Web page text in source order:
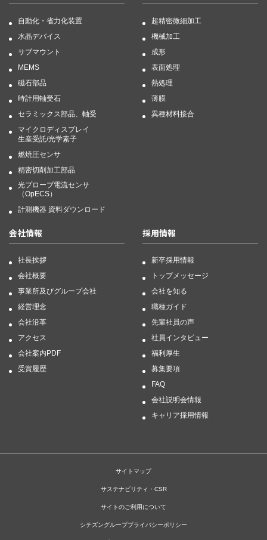
自動化・省力化装置
水晶デバイス
サブマウント
MEMS
磁石部品
時計用軸受石
セラミックス部品、軸受
マイクロディスプレイ
生産受託/光学素子
燃焼圧センサ
精密切削加工部品
光プローブ電流センサ
（OpECS）
計測機器 資料ダウンロード
超精密微細加工
機械加工
成形
表面処理
熱処理
薄膜
異種材料接合
会社情報
社長挨拶
会社概要
事業所及びグループ会社
経営理念
会社沿革
アクセス
会社案内PDF
受賞履歴
採用情報
新卒採用情報
トップメッセージ
会社を知る
職種ガイド
先輩社員の声
社員インタビュー
福利厚生
募集要項
FAQ
会社説明会情報
キャリア採用情報
サイトマップ
サステナビリティ・CSR
サイトのご利用について
シチズングループプライバシーポリシー